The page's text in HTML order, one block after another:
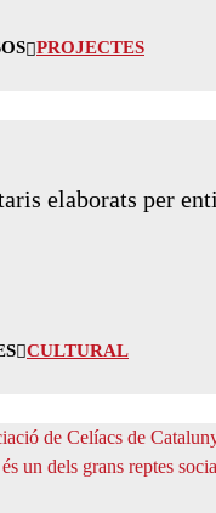
PROJECTES
elaborats per
CULTURAL